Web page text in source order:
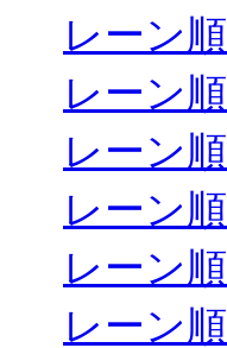
レーン順
レーン順
レーン順
レーン順
レーン順
レーン順